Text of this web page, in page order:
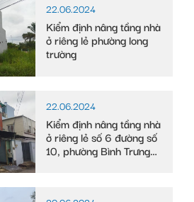
22.06.2024
Kiểm định nâng tầng nhà
ở riêng lẻ phường long
trường
22.06.2024
Kiểm định nâng tầng nhà
ở riêng lẻ số 6 đường số
10, phường Bình Trưng